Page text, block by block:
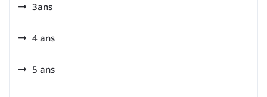
3ans
4 ans
5 ans